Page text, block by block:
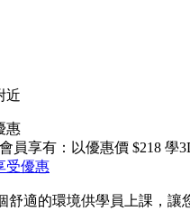
近
惠
員享有：以優惠價 $218 學
受優惠
舒適的環境供學員上課，